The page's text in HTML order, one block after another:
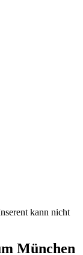
kann nicht
München